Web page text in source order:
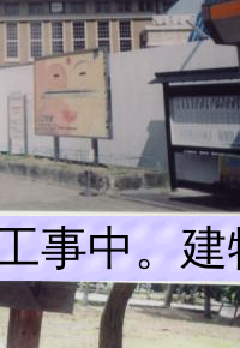
事中。